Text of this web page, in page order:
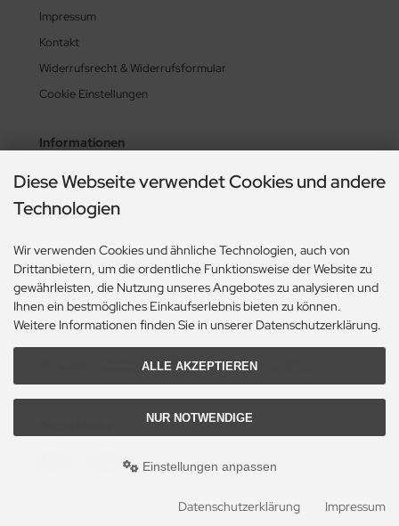
Impressum
Kontakt
Widerrufsrecht & Widerrufsformular
Cookie Einstellungen
Informationen
Zahlung & Versand
Lieferzeit & Lieferbedingungen
Historie? Fehlanzeige!
Aktionsheft Sommer 2026
Zahlungsmethoden
Diese Webseite verwendet Cookies und andere
Technologien
Wir verwenden Cookies und ähnliche Technologien, auch von
Drittanbietern, um die ordentliche Funktionsweise der Website zu
gewährleisten, die Nutzung unseres Angebotes zu analysieren und
Ihnen ein bestmögliches Einkaufserlebnis bieten zu können.
Weitere Informationen finden Sie in unserer Datenschutzerklärung.
ALLE AKZEPTIEREN
NUR NOTWENDIGE
Einstellungen anpassen
Datenschutzerklärung Impressum